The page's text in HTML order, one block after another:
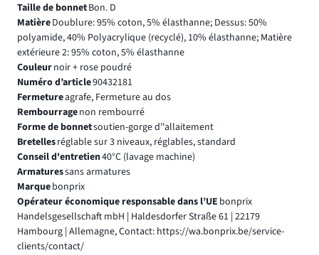
Taille de bonnetBon. D
MatièreDoublure: 95% coton, 5% élasthanne; Dessus: 50%
polyamide, 40% Polyacrylique (recyclé), 10% élasthanne; Matière
extérieure 2: 95% coton, 5% élasthanne
Couleurnoir + rose poudré
Numéro d’article90432181
Fermetureagrafe, Fermeture au dos
Rembourragenon rembourré
Forme de bonnetsoutien-gorge d''allaitement
Bretellesréglable sur 3 niveaux, réglables, standard
Conseil d'entretien40°C (lavage machine)
Armaturessans armatures
Marquebonprix
Opérateur économique responsable dans l’UE bonprix
Handelsgesellschaft mbH | Haldesdorfer Straße 61 | 22179
Hambourg | Allemagne, Contact: https://wa.bonprix.be/service-
clients/contact/